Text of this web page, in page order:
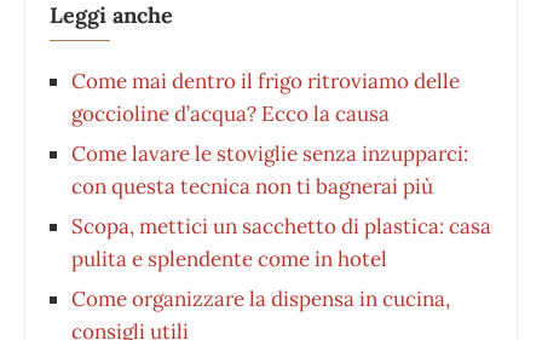
Leggi anche
Come mai dentro il frigo ritroviamo delle
goccioline d’acqua? Ecco la causa
Come lavare le stoviglie senza inzupparci:
con questa tecnica non ti bagnerai più
Scopa, mettici un sacchetto di plastica: casa
pulita e splendente come in hotel
Come organizzare la dispensa in cucina,
consigli utili